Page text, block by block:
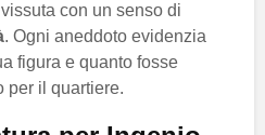
con un senso di
. Ogni aneddoto evidenzia
figura e quanto fosse
per il quartiere.